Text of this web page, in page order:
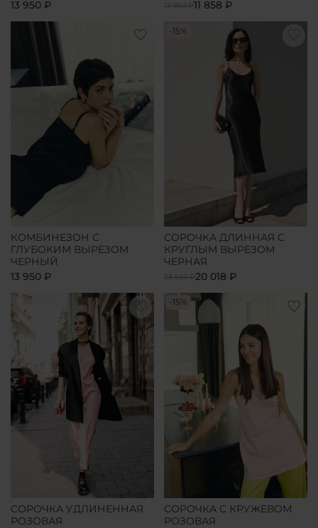
13 950 ₽
13 950 ₽11 858 ₽
КОМБИНЕЗОН С
ГЛУБОКИМ ВЫРЕЗОМ
ЧЕРНЫЙ
13 950 ₽
-15%
СОРОЧКА ДЛИННАЯ С
КРУГЛЫМ ВЫРЕЗОМ
ЧЕРНАЯ
23 550 ₽20 018 ₽
СОРОЧКА УДЛИНЕННАЯ
РОЗОВАЯ
-15%
СОРОЧКА С КРУЖЕВОМ
РОЗОВАЯ